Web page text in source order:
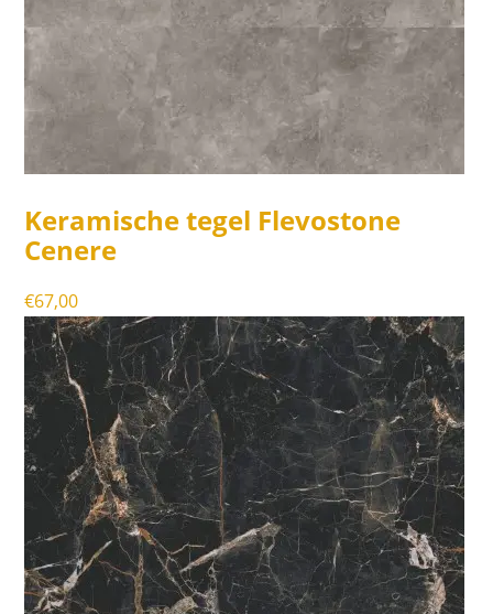
Keramische tegel Flevostone
Cenere
€67,00